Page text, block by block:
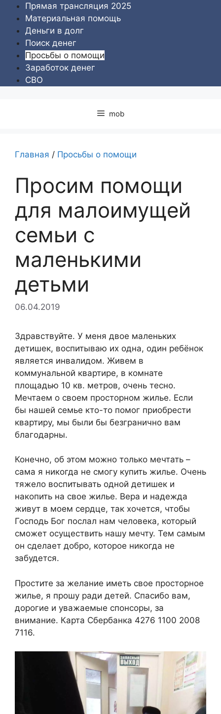
Перейти
содержимому
Прямая трансляция 2025
Материальная помощь
Деньги в долг
Поиск денег
Просьбы о помощи
Заработок денег
СВО
mob
Главная / Просьбы о помощи
Просим помощи
для малоимущей
семьи с
маленькими
детьми
06.04.2019
Здравствуйте. У меня двое маленьких
детишек, воспитываю их одна, один ребёнок
является инвалидом. Живем в
коммунальной квартире, в комнате
площадью 10 кв. метров, очень тесно.
Мечтаем о своем просторном жилье. Если
бы нашей семье кто-то помог приобрести
квартиру, мы были бы безгранично вам
благодарны.
Конечно, об этом можно только мечтать –
сама я никогда не смогу купить жилье. Очень
тяжело воспитывать одной детишек и
накопить на свое жилье. Вера и надежда
живут в моем сердце, так хочется, чтобы
Господь Бог послал нам человека, который
сможет осуществить нашу мечту. Тем самым
он сделает добро, которое никогда не
забудется.
Простите за желание иметь свое просторное
жилье, я прошу ради детей. Спасибо вам,
дорогие и уважаемые спонсоры, за
внимание. Карта Сбербанка 4276 1100 2008
7116.